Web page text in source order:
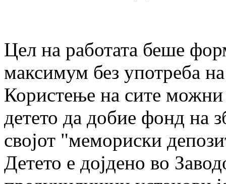
Цел на работата беше
максимум без употреба
Користење на сите
детето да добие фонд на
својот "мемориски
Детето е дојдено во